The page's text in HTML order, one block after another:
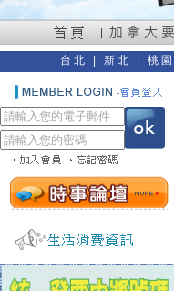
台北 新北 桃園